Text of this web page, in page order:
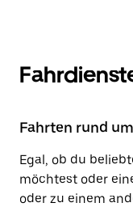
Fahrten rund
Egal, ob du
möchtest oder
oder zu einem